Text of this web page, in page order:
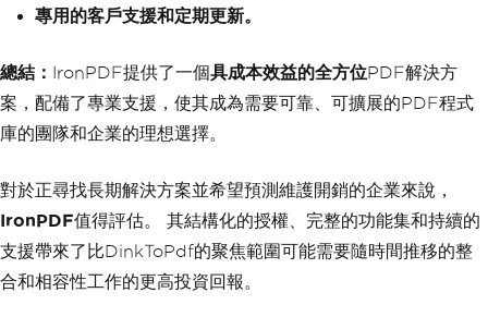
專用的客戶支援和定期更新。
總結： IronPDF提供了一個具成本效益的全方位PDF解決方
案，配備了專業支援，使其成為需要可靠、可擴展的PDF程式
庫的團隊和企業的理想選擇。
對於正尋找長期解決方案並希望預測維護開銷的企業來說，
IronPDF值得評估。 其結構化的授權、完整的功能集和持續的
支援帶來了比DinkToPdf的聚焦範圍可能需要隨時間推移的整
合和相容性工作的更高投資回報。